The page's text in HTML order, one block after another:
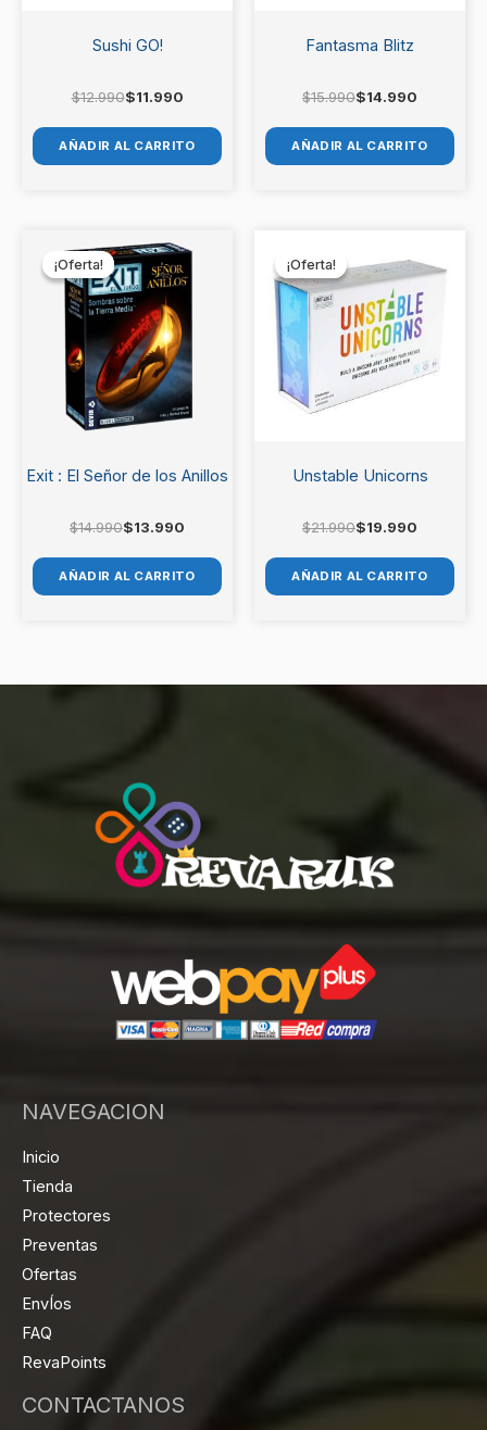
Sushi GO!
$12.990$11.990
AÑADIR AL CARRITO
Fantasma Blitz
$15.990$14.990
AÑADIR AL CARRITO
¡Oferta!
¡Oferta!
Exit : El Señor de los Anillos
$14.990
precio
original
era:
$14.990.
$13.990
precio
actual
es:
$13.990.
AÑADIR AL CARRITO
¡Oferta!
¡Oferta!
Unstable Unicorns
$21.990
precio
original
$21.990.
$19.990
precio
actual
$19.990.
AÑADIR AL CARRITO
NAVEGACION
Inicio
Tienda
Protectores
Preventas
Ofertas
EnvÍos
FAQ
RevaPoints
CONTACTANOS